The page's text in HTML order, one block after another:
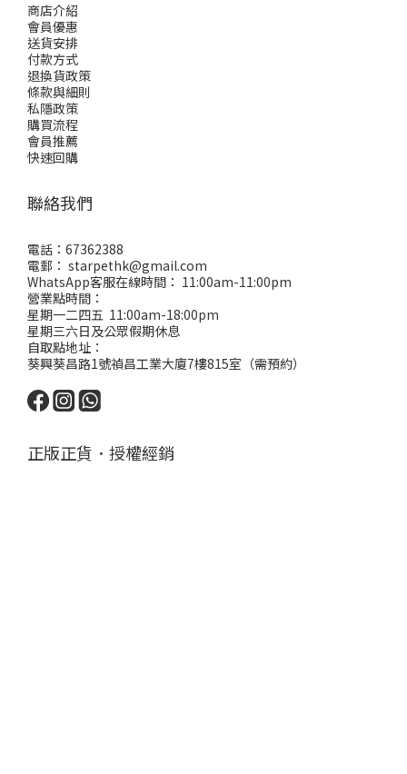
商店介紹
會員優惠
送貨安排
付款方式
退換貨政策
條款與細則
私隱政策
購買流程
會員推薦
快速回購
聯絡我們
電話：67362388
電郵： starpethk@gmail.com
WhatsApp客服在線時間： 11:00am-11:00pm
營業點時間：
星期一二四五 11:00am-18:00pm
星期三六日及公眾假期休息
自取點地址：
葵興葵昌路1號禎昌工業大廈7樓815室（需預約）
正版正貨．授權經銷